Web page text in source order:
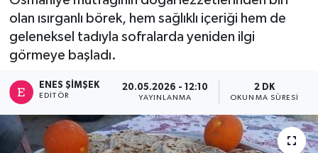
olan ısırganlı börek, hem sağlıklı içeriği hem de
geleneksel tadıyla sofralarda yeniden ilgi
görmeye başladı.
ENES ŞIMŞEK
EDITÖR
20.05.2026 - 12:10
YAYINLANMA
2 DK
OKUNMA SÜRESI